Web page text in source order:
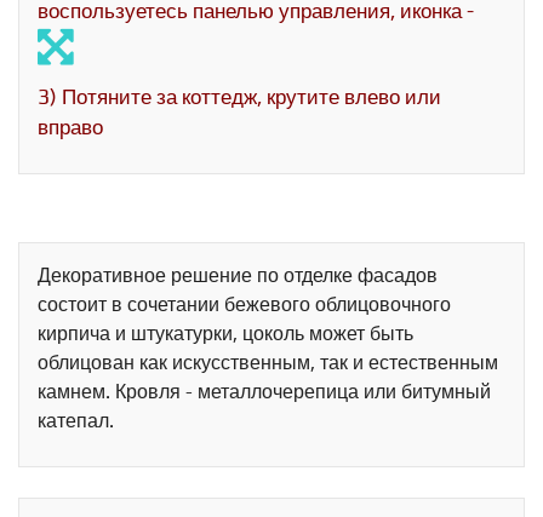
воспользуетесь панелью управления, иконка -
3) Потяните за коттедж, крутите влево или
вправо
Декоративное решение по отделке фасадов
состоит в сочетании бежевого облицовочного
кирпича и штукатурки, цоколь может быть
облицован как искусственным, так и естественным
камнем. Кровля - металлочерепица или битумный
катепал.